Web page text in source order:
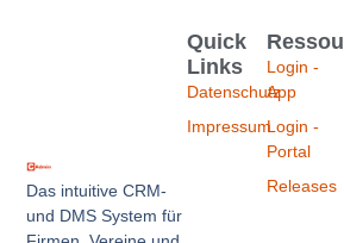
Das intuitive CRM-
und DMS System für
Login -
App
Login -
Portal
Releases
Quick
Links
Datenschutz
Impressum